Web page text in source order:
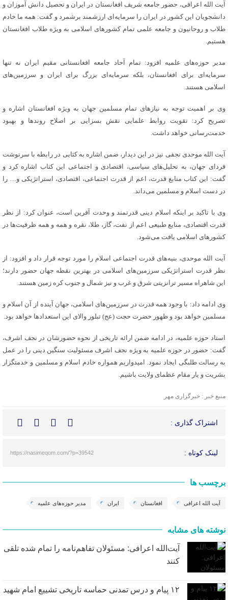
آیت الله اعرافی، حضور جامعه شریف افغانستان در ایران و تحصیل دانش آموزان و
دانشجویان این کشور در ایران را سرمایه‌ای ارزشمند برشمرد و گفت: همه ما خادم
طلاب و روحانیون و جامعه علمی تمام کشورهای اسلامی به ویژه طلاب افغانستان
هستیم.
مدیر حوزه‌های علمیه افزود: تمام آحاد جامعه افغانستانی مقیم ایران نه تنها
سرمایه‌ای برای افغانستان، بلکه سرمایه‌ای بزرگ برای ایران و سرزمین‌های
اسلامی هستند.
وی بر اهمیت توجه به نیازهای تمام مسلمین جهان به ویژه افغانستان اشاره و
تصریح کرد: تقویت روابط علمایی نقش بسزایی بر اصلاح روندها و بهبود
خدمت‌رسانی خواهد داشت.
آیت الله موحدی نجفی نیز در این دیدار، ضمن اشاره به کتابی در رابطه با سرنوشت
فردای جهان، به تحلیل‌های سیاسی، اقتصادی و اجتماعی این کتاب اشاره کرد و
گفت: این کتاب منابع قدرت، اعم از قدرت اجتماعی، اقتصادی، استراتژیکی و… را
در دست اسلام و مسلمین می‌داند.
وی با تاکید بر اینکه اسلام دینی قدرتمند و وحدت آفرین است، عنوان کرد: از نظر
قدرت اقتصادی، منابع طبیعی اعم از نفت، گاز، طلا، نقره و همه و همه ظرفیت‌ها در
کشورهای اسلامی یافت می‌شود.
آیت الله موحدی، بنیه‌های قدرت اجتماعی اسلام را مورد توجه قرار داد و افزود: از
نظر قدرت استراتژیکی سرزمین‌های اسلامی در بهترین نقطه جهان حضور دارند؛
این شاهراه مسیر ترانزیتی شرق و غرب و نیز شمال و جنوب کره زمین هستند.
وی ادامه داد: با وجود همه قدرت در سرزمین‌های اسلامی، جهان آینده از آن اسلام و
مسلمین خواهد بود و ظهور حضرت حجت (عج) تبلور والای این استعدادها خواهد بود.
استاد حوزه علمیه، در ادامه ضمن ارائه تاریخی از نحوه حضورشان در نجف اشرف،
گفت: حضور در حوزه علمیه به ویژه نجف اشرف مسئولیت سنگین دینی را در عمل
به رسالت طلبگی ایجاد نمود. امیدواریم همواره خادم اسلام و مسلمین و خدمتگزار
بشریت و یار مقام عظمای ولایت باشیم.
منبع خبر : خبرگزاری مهر
اشتراک گذاری :
لینک کوتاه : https://nasimeqom.com/?p=39542
برچسب ها
آیت الله اعرافی افغانستان ایران مدیر حوزه‌های علمیه
نوشته های مشابه
آیت‌الله اعرافی: مسئولان تفاهم‌نامه را تمام شده تلقی
کنند
۱۲ پیام و درس تمدنی حماسه تاریخی تشییع امام شهید